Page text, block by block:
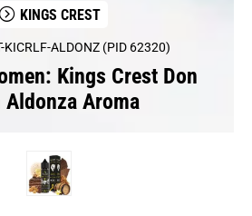
KINGS CREST
KICRLF-ALDONZ (PID 62320)
Kings Crest Don
Aldonza Aroma